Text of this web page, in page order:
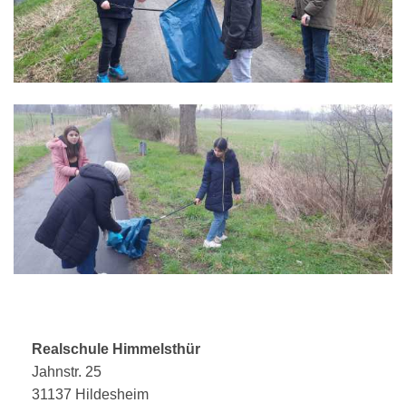
Realschule Himmelsthür
Jahnstr. 25
31137 Hildesheim